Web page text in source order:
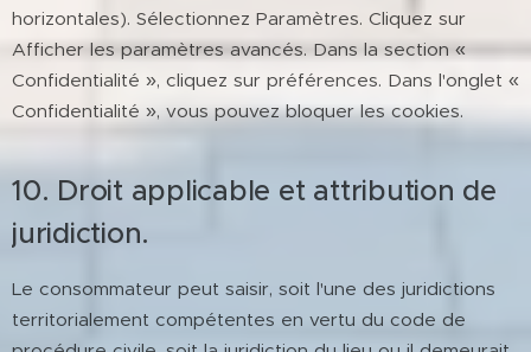
horizontales). Sélectionnez Paramètres. Cliquez sur
Afficher les paramètres avancés. Dans la section «
Confidentialité », cliquez sur préférences. Dans l'onglet «
Confidentialité », vous pouvez bloquer les cookies.
10. Droit applicable et attribution de
juridiction.
Le consommateur peut saisir, soit l'une des juridictions
territorialement compétentes en vertu du code de